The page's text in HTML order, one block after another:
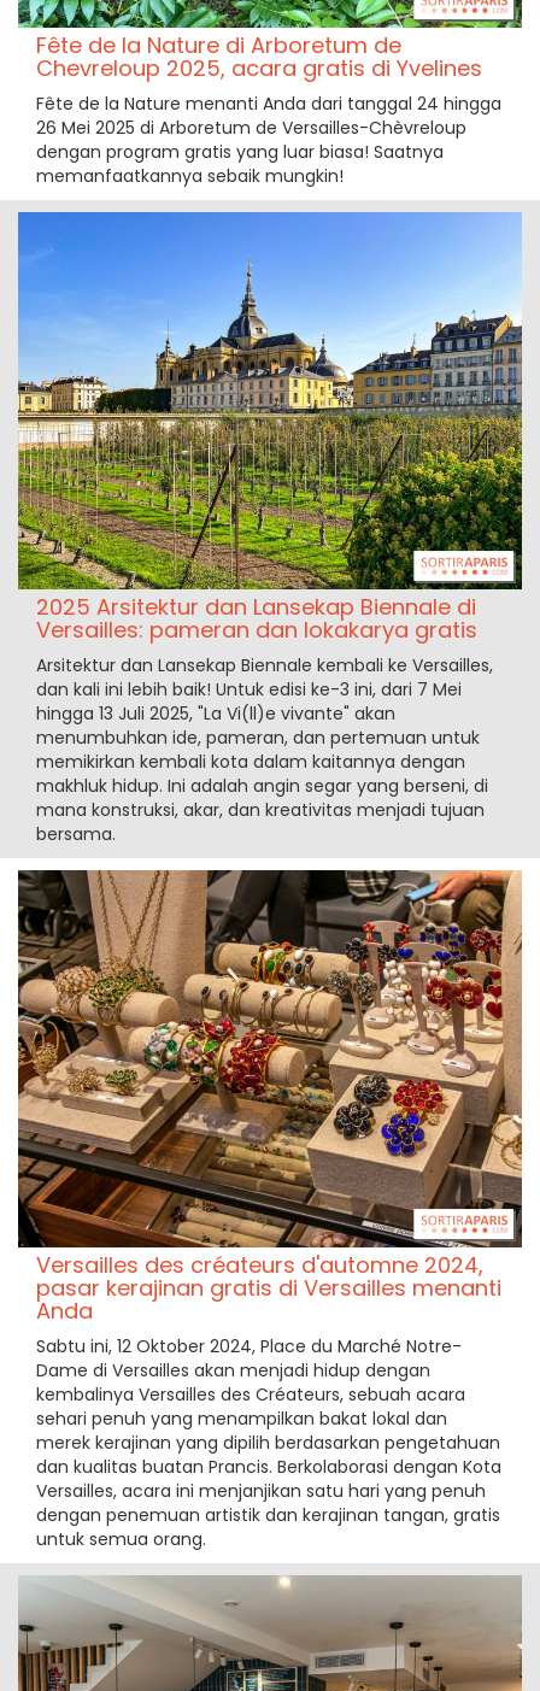
Fête de la Nature di Arboretum de
Chevreloup 2025, acara gratis di Yvelines
Fête de la Nature menanti Anda dari tanggal 24 hingga
26 Mei 2025 di Arboretum de Versailles-Chèvreloup
dengan program gratis yang luar biasa! Saatnya
memanfaatkannya sebaik mungkin!
2025 Arsitektur dan Lansekap Biennale di
Versailles: pameran dan lokakarya gratis
Arsitektur dan Lansekap Biennale kembali ke Versailles,
dan kali ini lebih baik! Untuk edisi ke-3 ini, dari 7 Mei
hingga 13 Juli 2025, "La Vi(ll)e vivante" akan
menumbuhkan ide, pameran, dan pertemuan untuk
memikirkan kembali kota dalam kaitannya dengan
makhluk hidup. Ini adalah angin segar yang berseni, di
mana konstruksi, akar, dan kreativitas menjadi tujuan
bersama.
Versailles des créateurs d'automne 2024,
pasar kerajinan gratis di Versailles menanti
Anda
Sabtu ini, 12 Oktober 2024, Place du Marché Notre-
Dame di Versailles akan menjadi hidup dengan
kembalinya Versailles des Créateurs, sebuah acara
sehari penuh yang menampilkan bakat lokal dan
merek kerajinan yang dipilih berdasarkan pengetahuan
dan kualitas buatan Prancis. Berkolaborasi dengan Kota
Versailles, acara ini menjanjikan satu hari yang penuh
dengan penemuan artistik dan kerajinan tangan, gratis
untuk semua orang.